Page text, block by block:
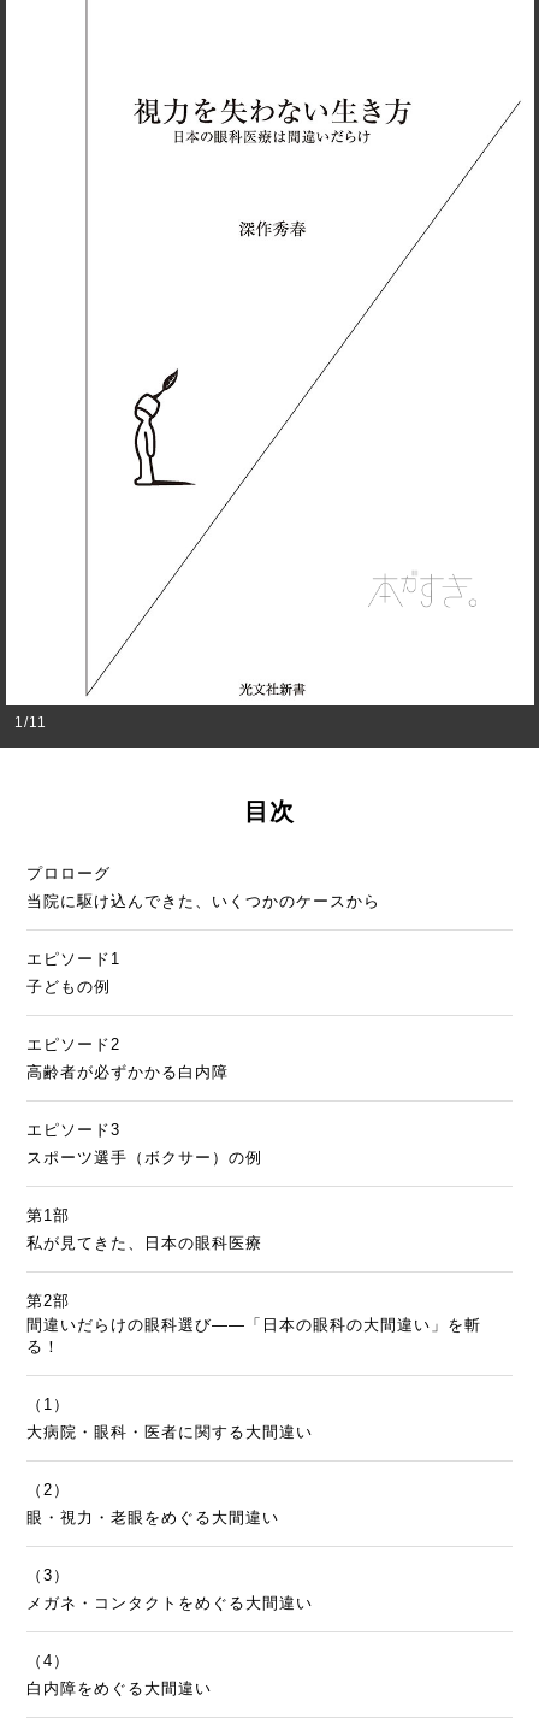
1 /11
目次
プロローグ
当院に駆け込んできた、いくつかのケースから
エピソード1
子どもの例
エピソード2
高齢者が必ずかかる白内障
エピソード3
スポーツ選手（ボクサー）の例
第1部
私が見てきた、日本の眼科医療
第2部
間違いだらけの眼科選び――「日本の眼科の大間違い」を斬
る！
（1）
大病院・眼科・医者に関する大間違い
（2）
眼・視力・老眼をめぐる大間違い
（3）
メガネ・コンタクトをめぐる大間違い
（4）
白内障をめぐる大間違い